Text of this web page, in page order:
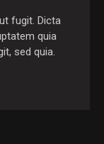
fugit. Dicta
quia
sed quia.